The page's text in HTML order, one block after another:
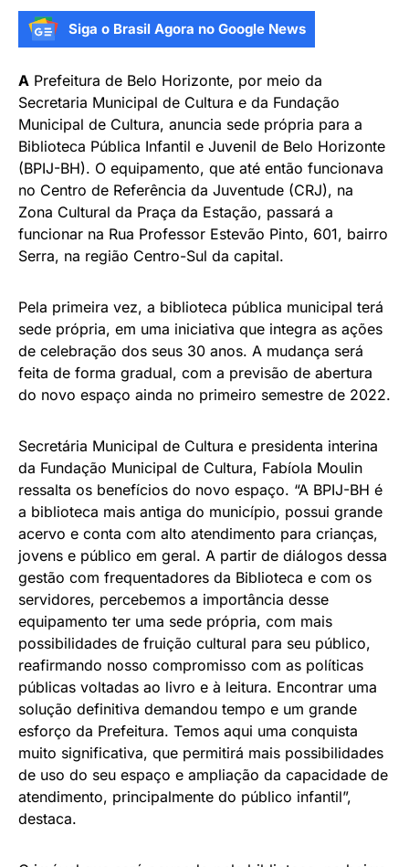
Siga o Brasil Agora no Google News
A Prefeitura de Belo Horizonte, por meio da
Secretaria Municipal de Cultura e da Fundação
Municipal de Cultura, anuncia sede própria para a
Biblioteca Pública Infantil e Juvenil de Belo Horizonte
(BPIJ-BH). O equipamento, que até então funcionava
no Centro de Referência da Juventude (CRJ), na
Zona Cultural da Praça da Estação, passará a
funcionar na Rua Professor Estevão Pinto, 601, bairro
Serra, na região Centro-Sul da capital.
Pela primeira vez, a biblioteca pública municipal terá
sede própria, em uma iniciativa que integra as ações
de celebração dos seus 30 anos. A mudança será
feita de forma gradual, com a previsão de abertura
do novo espaço ainda no primeiro semestre de 2022.
Secretária Municipal de Cultura e presidenta interina
da Fundação Municipal de Cultura, Fabíola Moulin
ressalta os benefícios do novo espaço. “A BPIJ-BH é
a biblioteca mais antiga do município, possui grande
acervo e conta com alto atendimento para crianças,
jovens e público em geral. A partir de diálogos dessa
gestão com frequentadores da Biblioteca e com os
servidores, percebemos a importância desse
equipamento ter uma sede própria, com mais
possibilidades de fruição cultural para seu público,
reafirmando nosso compromisso com as políticas
públicas voltadas ao livro e à leitura. Encontrar uma
solução definitiva demandou tempo e um grande
esforço da Prefeitura. Temos aqui uma conquista
muito significativa, que permitirá mais possibilidades
de uso do seu espaço e ampliação da capacidade de
atendimento, principalmente do público infantil”,
destaca.